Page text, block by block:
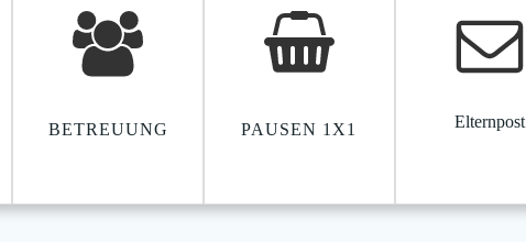
BETREUUNG PAUSEN 1X1 Elternpost